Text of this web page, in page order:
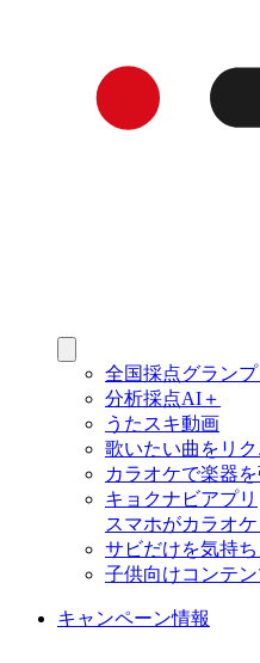
全国採点グランプ
分析採点AI＋
うたスキ動画
歌いたい曲をリク
カラオケで楽器を
キョクナビアプリ
スマホがカラオ
サビだけを気持ち
子供向けコンテン
キャンペーン情報